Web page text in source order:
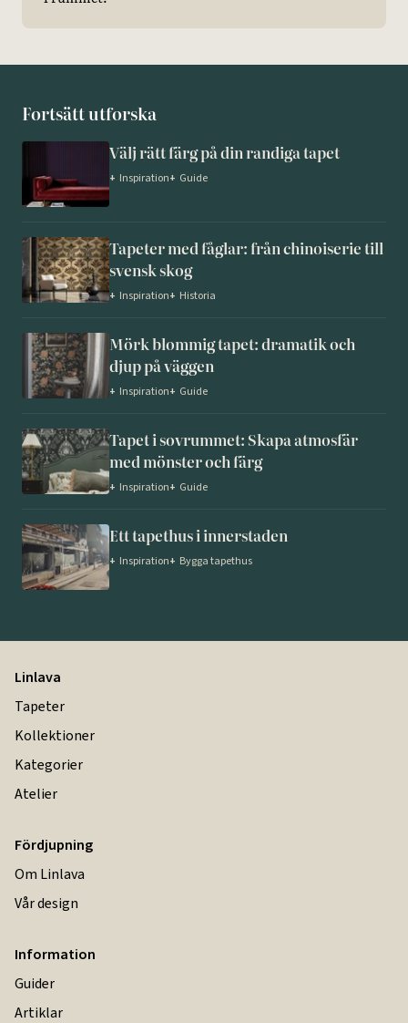
Fortsätt utforska
Välj rätt färg på din randiga tapet
+ Inspiration+ Guide
Tapeter med fåglar: från chinoiserie till
svensk skog
+ Inspiration+ Historia
Mörk blommig tapet: dramatik och
djup på väggen
+ Inspiration+ Guide
Tapet i sovrummet: Skapa atmosfär
med mönster och färg
+ Inspiration+ Guide
Ett tapethus i innerstaden
+ Inspiration+ Bygga tapethus
Linlava
Tapeter
Kollektioner
Kategorier
Atelier
Fördjupning
Om Linlava
Vår design
Information
Guider
Artiklar